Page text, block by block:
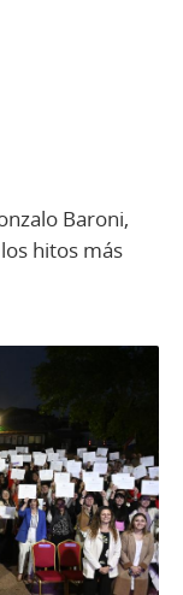
Baroni,
hitos más